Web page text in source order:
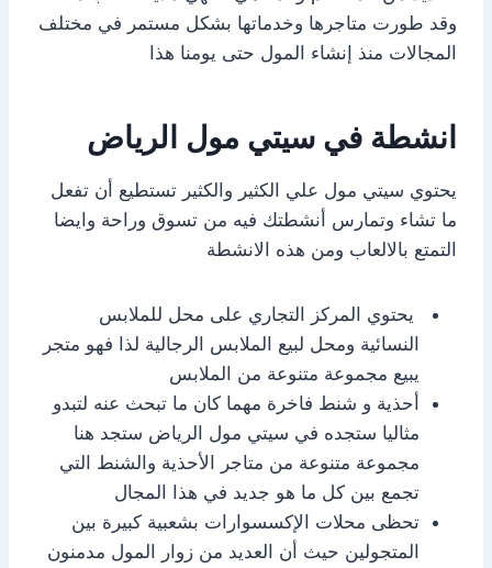
وقد طورت متاجرها وخدماتها بشكل مستمر في مختلف
المجالات منذ إنشاء المول حتى يومنا هذا
انشطة في سيتي مول الرياض
يحتوي سيتي مول علي الكثير والكثير تستطيع أن تفعل
ما تشاء وتمارس أنشطتك فيه من تسوق وراحة وايضا
التمتع بالالعاب ومن هذه الانشطة
يحتوي المركز التجاري على محل للملابس
النسائية ومحل لبيع الملابس الرجالية لذا فهو متجر
يبيع مجموعة متنوعة من الملابس
أحذية و شنط فاخرة مهما كان ما تبحث عنه لتبدو
مثاليا ستجده في سيتي مول الرياض ستجد هنا
مجموعة متنوعة من متاجر الأحذية والشنط التي
تجمع بين كل ما هو جديد في هذا المجال
تحظى محلات الإكسسوارات بشعبية كبيرة بين
المتجولين حيث أن العديد من زوار المول مدمنون